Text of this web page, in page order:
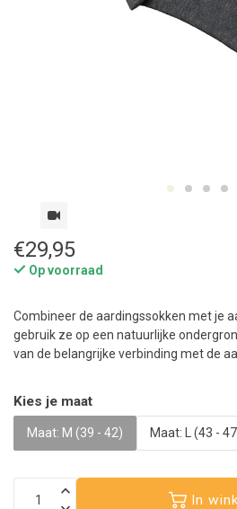
€29,95
Op voorraad
Combineer de aardingssokken met je
gebruik ze op een natuurlijke
van de belangrijke verbinding met de
Kies je maat
Maat: M (39 - 42) Maat: L (43 -
In